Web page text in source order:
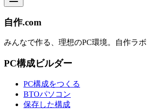
自作.com
みんなで作る、理想のPC環境。 自作ラボ
PC構成ビルダー
PC構成をつくる
BTOパソコン
保存した構成